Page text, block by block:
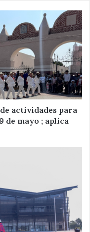
actividades para
de mayo ; aplica